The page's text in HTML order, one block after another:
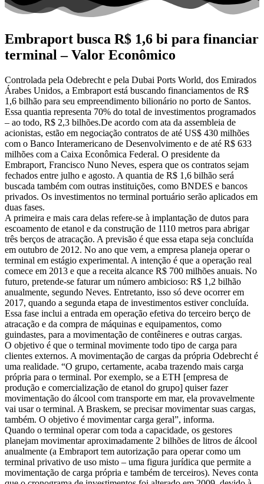
Embraport busca R$ 1,6 bi para financiar
terminal – Valor Econômico
Controlada pela Odebrecht e pela Dubai Ports World, dos Emirados
Árabes Unidos, a Embraport está buscando financiamentos de R$
1,6 bilhão para seu empreendimento bilionário no porto de Santos.
Essa quantia representa 70% do total de investimentos programados
– ao todo, R$ 2,3 bilhões.De acordo com ata da assembleia de
acionistas, estão em negociação contratos de até US$ 430 milhões
com o Banco Interamericano de Desenvolvimento e de até R$ 633
milhões com a Caixa Econômica Federal. O presidente da
Embraport, Francisco Nuno Neves, espera que os contratos sejam
fechados entre julho e agosto. A quantia de R$ 1,6 bilhão será
buscada também com outras instituições, como BNDES e bancos
privados. Os investimentos no terminal portuário serão aplicados em
duas fases.
A primeira e mais cara delas refere-se à implantação de dutos para
escoamento de etanol e da construção de 1110 metros para abrigar
três berços de atracação. A previsão é que essa etapa seja concluída
em outubro de 2012. No ano que vem, a empresa planeja operar o
terminal em estágio experimental. A intenção é que a operação real
comece em 2013 e que a receita alcance R$ 700 milhões anuais. No
futuro, pretende-se faturar um número ambicioso: R$ 1,2 bilhão
anualmente, segundo Neves. Entretanto, isso só deve ocorrer em
2017, quando a segunda etapa de investimentos estiver concluída.
Essa fase inclui a entrada em operação efetiva do terceiro berço de
atracação e da compra de máquinas e equipamentos, como
guindastes, para a movimentação de contêineres e outras cargas.
O objetivo é que o terminal movimente todo tipo de carga para
clientes externos. A movimentação de cargas da própria Odebrecht é
uma realidade. “O grupo, certamente, acaba trazendo mais carga
própria para o terminal. Por exemplo, se a ETH [empresa de
produção e comercialização de etanol do grupo] quiser fazer
movimentação do álcool com transporte em mar, ela provavelmente
vai usar o terminal. A Braskem, se precisar movimentar suas cargas,
também. O objetivo é movimentar carga geral”, informa.
Quando o terminal operar com toda a capacidade, os gestores
planejam movimentar aproximadamente 2 bilhões de litros de álcool
anualmente (a Embraport tem autorização para operar como um
terminal privativo de uso misto – uma figura jurídica que permite a
movimentação de carga própria e também de terceiros). Neves conta